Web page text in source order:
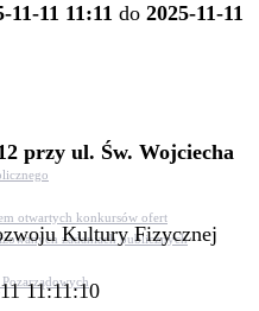
otwartych konkursów ofert
zadaniach publicznych
11-11 11:11 do 2025-11-11
przy ul. Św. Wojciecha
Kultury Fizycznej
11:11:10